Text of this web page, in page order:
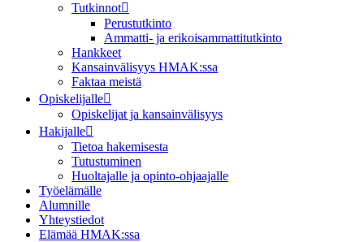
Tutkinnot
Perustutkinto
Ammatti- ja erikoisammattitutkinto
Hankkeet
Kansainvälisyys HMAK:ssa
Faktaa meistä
Opiskelijalle
Opiskelijat ja kansainvälisyys
Hakijalle
Tietoa hakemisesta
Tutustuminen
Huoltajalle ja opinto-ohjaajalle
Työelämälle
Alumnille
Yhteystiedot
Elämää HMAK:ssa